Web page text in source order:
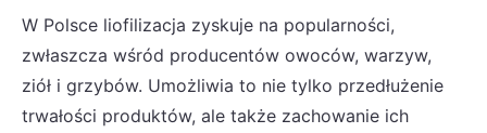
W Polsce liofilizacja zyskuje na popularności,
zwłaszcza wśród producentów owoców, warzyw,
ziół i grzybów. Umożliwia to nie tylko przedłużenie
trwałości produktów, ale także zachowanie ich